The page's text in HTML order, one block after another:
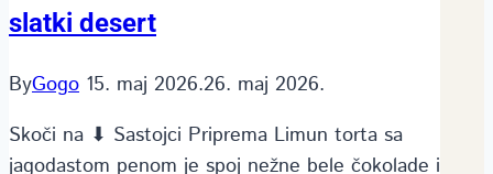
slatki desert
ByGogo 15. maj 2026.26. maj 2026.
Skoči na ⬇ Sastojci Priprema Limun torta sa
jagodastom penom je spoj nežne bele čokolade i